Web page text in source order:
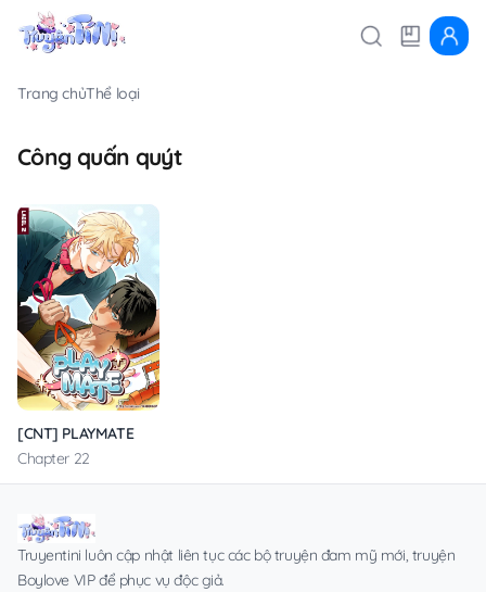
Trang chủThể loại
Công quấn quýt
[CNT] PLAYMATE
Chapter 22
Truyentini luôn cập nhật liên tục các bộ truyện đam mỹ mới, truyện
Boylove VIP để phục vụ độc giả.